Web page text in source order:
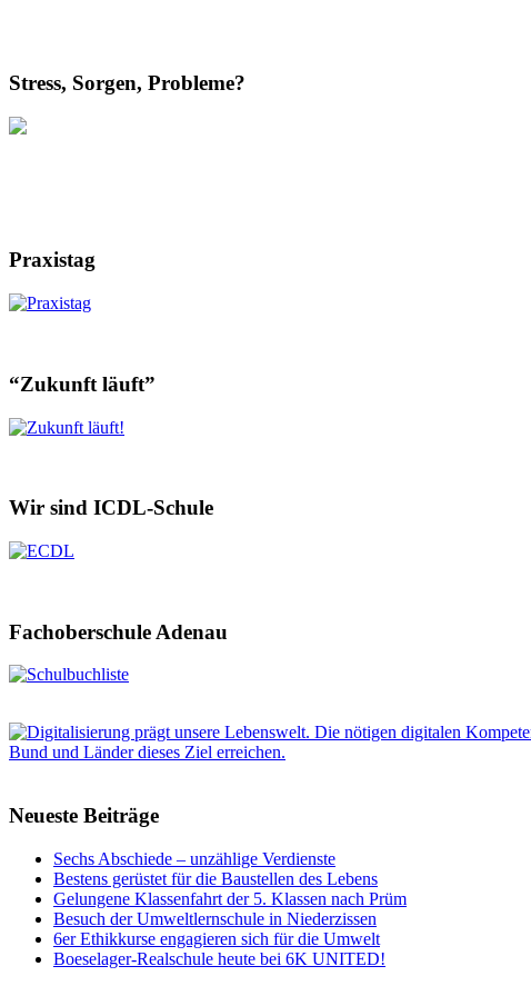
Stress, Sorgen, Probleme?
Praxistag
“Zukunft läuft”
Wir sind ICDL-Schule
Fachoberschule Adenau
Neueste Beiträge
Sechs Abschiede – unzählige Verdienste
Bestens gerüstet für die Baustellen des Lebens
Gelungene Klassenfahrt der 5. Klassen nach Prüm
Besuch der Umweltlernschule in Niederzissen
6er Ethikkurse engagieren sich für die Umwelt
Boeselager-Realschule heute bei 6K UNITED!